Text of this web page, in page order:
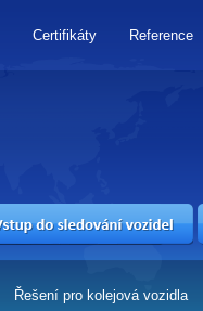
Reference
Certifikáty
Řešení pro kolejová vozidla